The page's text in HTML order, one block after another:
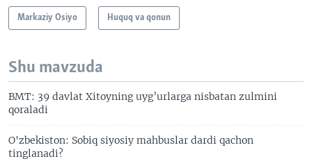
Markaziy Osiyo Huquq va qonun
Shu mavzuda
BMT: 39 davlat Xitoyning uyg’urlarga nisbatan zulmini
qoraladi
O'zbekiston: Sobiq siyosiy mahbuslar dardi qachon
tinglanadi?